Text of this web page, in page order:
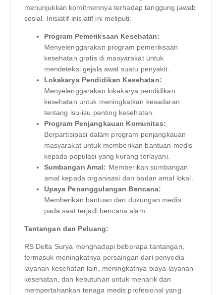
menunjukkan komitmennya terhadap tanggung jawab
sosial. Inisiatif-inisiatif ini meliputi:
Program Pemeriksaan Kesehatan:
Menyelenggarakan program pemeriksaan
kesehatan gratis di masyarakat untuk
mendeteksi gejala awal suatu penyakit.
Lokakarya Pendidikan Kesehatan:
Menyelenggarakan lokakarya pendidikan
kesehatan untuk meningkatkan kesadaran
tentang isu-isu penting kesehatan.
Program Penjangkauan Komunitas:
Berpartisipasi dalam program penjangkauan
masyarakat untuk memberikan bantuan medis
kepada populasi yang kurang terlayani.
Sumbangan Amal: Memberikan sumbangan
amal kepada organisasi dan badan amal lokal.
Upaya Penanggulangan Bencana:
Memberikan bantuan dan dukungan medis
pada saat terjadi bencana alam.
Tantangan dan Peluang:
RS Delta Surya menghadapi beberapa tantangan,
termasuk meningkatnya persaingan dari penyedia
layanan kesehatan lain, meningkatnya biaya layanan
kesehatan, dan kebutuhan untuk menarik dan
mempertahankan tenaga medis profesional yang